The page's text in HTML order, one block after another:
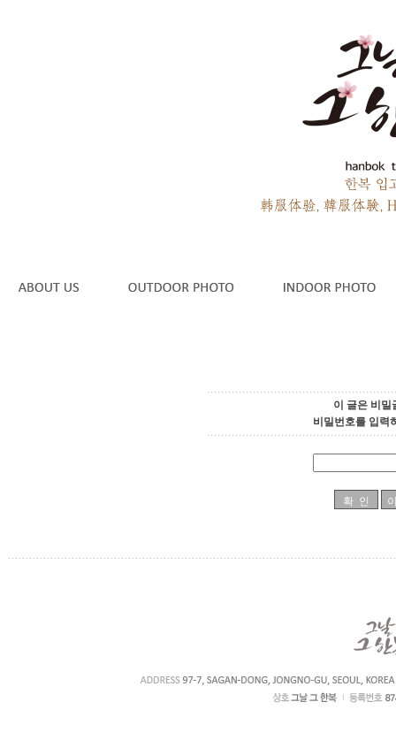
이 글은 비밀
비밀번호를 입력